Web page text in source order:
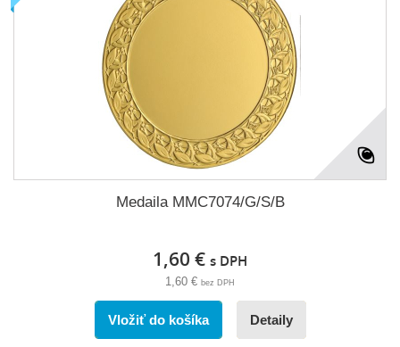
Medaila MMC7074/G/S/B
1,60 € s DPH
1,60 € bez DPH
Vložiť do košíka Detaily